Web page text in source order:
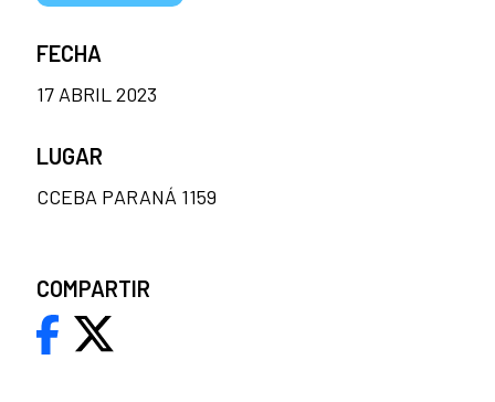
FECHA
17 ABRIL 2023
LUGAR
CCEBA PARANÁ 1159
COMPARTIR